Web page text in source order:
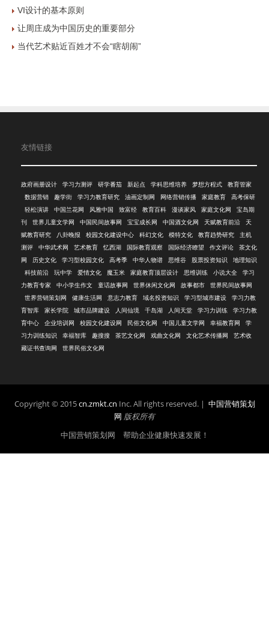
VI设计的基本原则
让周庄成为中国历史的重要部分
当代艺术贴近百姓才不会“瞎胡闹”
友情链接
政府画册设计 学习力测评 研学番茄 新起点 学科思维培养 梦想方程式
教育管家
数据营销
趣学街 学习力教育研究 油画定制网 网络营销传播 家庭教育
高考保研
轻松演讲
中国兰花网 风雅中国 致富经 教育百科 漫谈家风 家庭文化网
宝岛期
刊
世界儿童文学网 中国民间故事网 宝宝成长网 中国酒文化网 天赋教育前沿
天
赋教育研究
八卦晚报 校园文化建设中心 科幻文化 模特文化 教育趋势研究
主机
测评
中华武术网 艺术教育 忆西湖 国际教育观察 国际经济瞭望 作文评论
茶文化
网
历史文化 学习型校园文化 高考季 中华人物谱 思维谷 股票投资知识
地理知识
科技前沿
玩中学 爱情文化 魔玉米 家庭教育顶层设计 思维训练 小说大全
学习
力教育专家
中小学生作文 童话故事网 世界休闲文化网 故事都市
世界民间故事网
世界营销策划网
健康生活网 意志力教育 域名投资知识 学习型城市建设
学习力教
育智库
家长学院 城市品牌建设 人间仙境 千岛湖 人间天堂 学习力训练
学习力教
育中心
企业培训网 校园文化建设网 民俗文化网 中国儿童文学网 幸福教育网
学
习力训练知识
幸福智库 趣搜搜 茶艺文化网 戏曲文化网 文化艺术传播网
艺术收
藏证书查询网
世界民俗文化网
Copyright © 2015cn.zmkt.cn Inc. All rights reserved. | 中国营销策划
网 版权所有
中国营销策划网 帮助企业健康快速发展！